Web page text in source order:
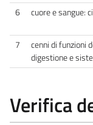
6
cuore e sangue:
7
cenni di funzioni
digestione e
Verifica